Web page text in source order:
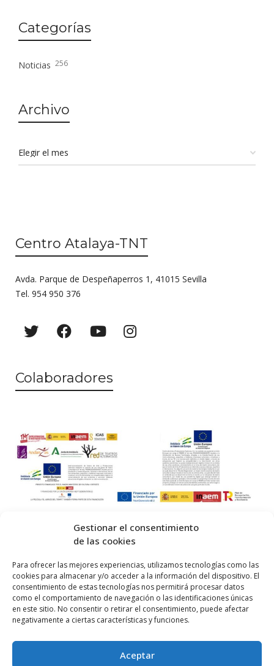
Gestionar el consentimiento
de las cookies
Para ofrecer las mejores experiencias, utilizamos tecnologías como las
cookies para almacenar y/o acceder a la información del dispositivo. El
consentimiento de estas tecnologías nos permitirá procesar datos
como el comportamiento de navegación o las identificaciones únicas
en este sitio. No consentir o retirar el consentimiento, puede afectar
negativamente a ciertas características y funciones.
Aceptar
Categorías
Noticias 256
Archivo
Centro Atalaya-TNT
Avda. Parque de Despeñaperros 1, 41015 Sevilla
Tel. 954 950 376
Colaboradores
by QM.
Inicio
Contacta